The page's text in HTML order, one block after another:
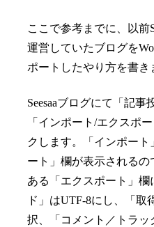
ここで参考までに、以前
運営していたブログを
ポートしたやり方を書き
Seesaaブログにて「記事
「インポート/エクスポ
クします。「インポート
ート」欄が表示されるの
ある「エクスポート」欄
ド」はUTF-8にし、「取
択、「コメント／トラッ